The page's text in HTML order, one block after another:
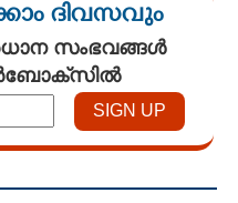
ദിവസവും
സംഭവങ്ങൾ